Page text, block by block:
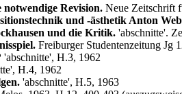
Revision. Neue Zeitschrift
und -ästhetik Anton
und die Kritik. 'abschnitte'.
Freiburger Studentenzeitung Jg
'abschnitte', H.3, 1962
H.4, 1962
'abschnitte', H.5, 1963